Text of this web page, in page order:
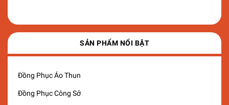
SẢN PHẨM NỔI BẬT
Đồng Phục Áo Thun
Đồng Phục Công Sở